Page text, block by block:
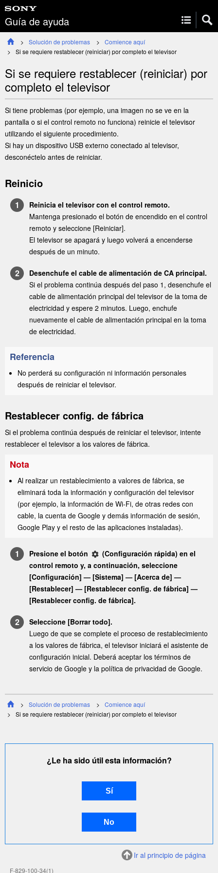
Guía de ayuda
Solución de problemas
Comience aquí
Si se requiere restablecer (reiniciar) por completo el televisor
Si se requiere restablecer (reiniciar) por
completo el televisor
Si tiene problemas (por ejemplo, una imagen no se ve en la
pantalla o si el control remoto no funciona) reinicie el televisor
utilizando el siguiente procedimiento.
Si hay un dispositivo USB externo conectado al televisor,
desconéctelo antes de reiniciar.
Reinicio
Reinicia el televisor con el control remoto.
Mantenga presionado el botón de encendido en el control
remoto y seleccione [Reiniciar].
El televisor se apagará y luego volverá a encenderse
después de un minuto.
Desenchufe el cable de alimentación de CA principal.
Si el problema continúa después del paso 1, desenchufe el
cable de alimentación principal del televisor de la toma de
electricidad y espere 2 minutos. Luego, enchufe
nuevamente el cable de alimentación principal en la toma
de electricidad.
Referencia
No perderá su configuración ni información personales
después de reiniciar el televisor.
Restablecer config. de fábrica
Si el problema continúa después de reiniciar el televisor, intente
restablecer el televisor a los valores de fábrica.
Nota
Al realizar un restablecimiento a valores de fábrica, se
eliminará toda la información y configuración del televisor
(por ejemplo, la información de Wi-Fi, de otras redes con
cable, la cuenta de Google y demás información de sesión,
Google Play y el resto de las aplicaciones instaladas).
Presione el botón (Configuración rápida) en el
control remoto y, a continuación, seleccione
[Configuración] — [Sistema] — [Acerca de] —
[Restablecer] — [Restablecer config. de fábrica] —
[Restablecer config. de fábrica].
Seleccione [Borrar todo].
Luego de que se complete el proceso de restablecimiento
a los valores de fábrica, el televisor iniciará el asistente de
configuración inicial. Deberá aceptar los términos de
servicio de Google y la política de privacidad de Google.
Solución de problemas
Comience aquí
Si se requiere restablecer (reiniciar) por completo el televisor
¿Le ha sido útil esta información?
Ir al principio de página
F-829-100-34(1)